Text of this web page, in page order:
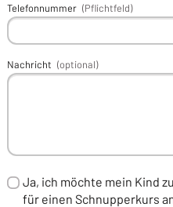
Telefonnummer (Pflichtfeld)
Nachricht (optional)
Ja, ich möchte mein Kind
für einen Schnupperkurs